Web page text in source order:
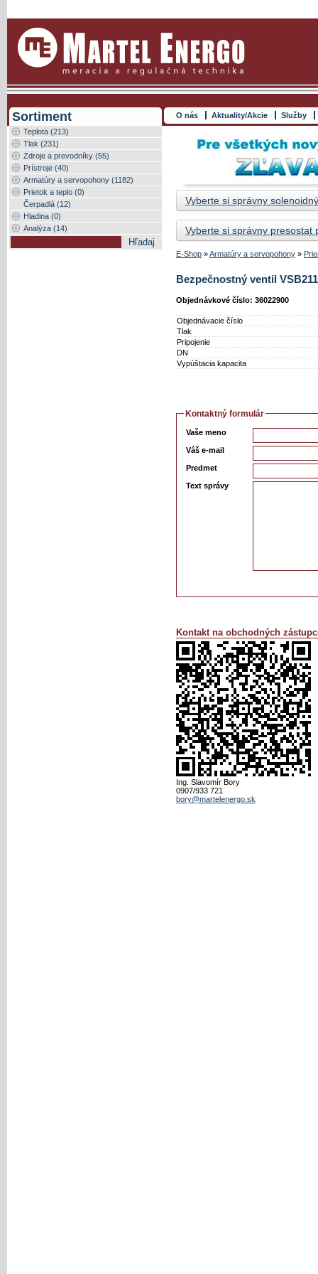
O nás Aktuality/Akcie Služby
Sortiment
Teplota (213)
Tlak (231)
Zdroje a prevodníky (55)
Prístroje (40)
Armatúry a servopohony (1182)
Prietok a teplo (0)
Čerpadlá (12)
Hladina (0)
Analýza (14)
Vyberte si správny
Vyberte si správny presostat
E-Shop »Armatúry a servopohony »
Bezpečnostný ventil
Objednávkové číslo: 36022900
Objednávacie číslo
Tlak
Pripojenie
DN
Vypúštacia kapacita
Kontaktný formulár
Vaše meno
Váš e-mail
Predmet
Text správy
Kontakt na obchodných
Ing. Slavomír Bory
0907/933 721
bory@martelenergo.sk